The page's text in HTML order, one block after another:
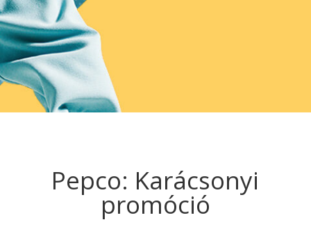
Pepco: Karácsonyi
promóció